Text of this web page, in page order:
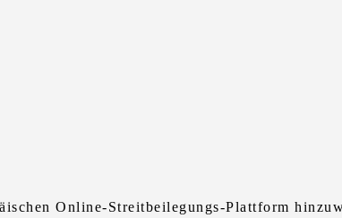
Online-Streitbeilegungs-Plattform